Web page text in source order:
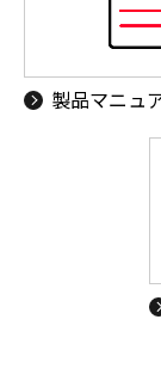
製品マニュ